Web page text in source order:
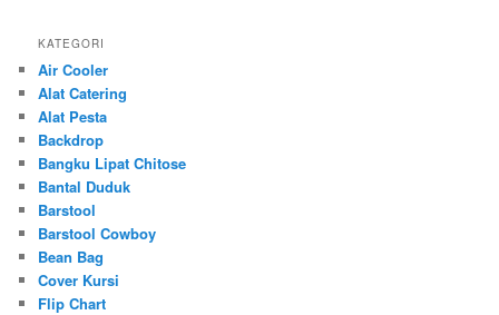
KATEGORI
Air Cooler
Alat Catering
Alat Pesta
Backdrop
Bangku Lipat Chitose
Bantal Duduk
Barstool
Barstool Cowboy
Bean Bag
Cover Kursi
Flip Chart